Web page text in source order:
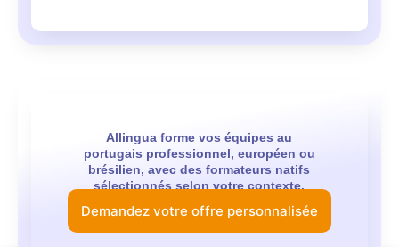
Allingua forme vos équipes au
portugais professionnel, européen ou
brésilien, avec des formateurs natifs
sélectionnés selon votre contexte.
Demandez votre offre personnalisée